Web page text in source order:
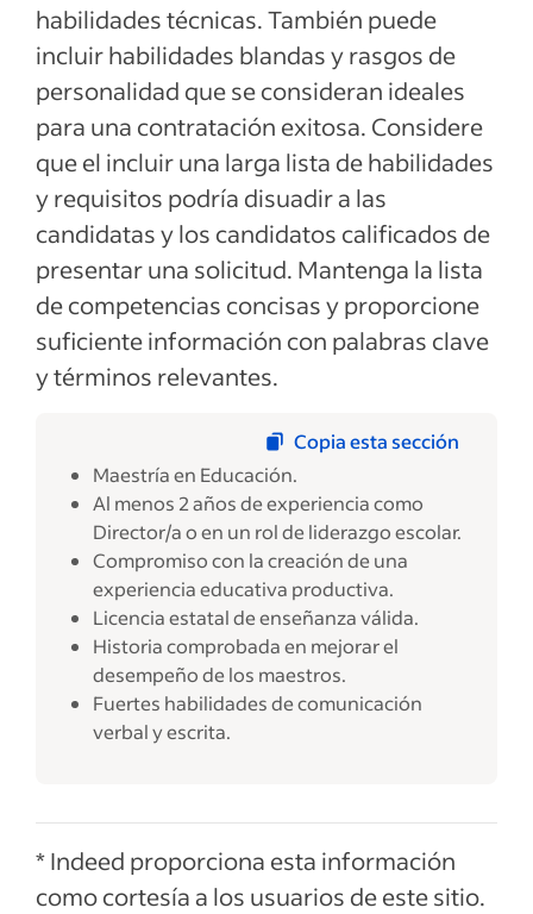
habilidades técnicas. También puede
incluir habilidades blandas y rasgos de
personalidad que se consideran ideales
para una contratación exitosa. Considere
que el incluir una larga lista de habilidades
y requisitos podría disuadir a las
candidatas y los candidatos calificados de
presentar una solicitud. Mantenga la lista
de competencias concisas y proporcione
suficiente información con palabras clave
y términos relevantes.
Copia esta sección
Maestría en Educación.
Al menos 2 años de experiencia como
Director/a o en un rol de liderazgo escolar.
Compromiso con la creación de una
experiencia educativa productiva.
Licencia estatal de enseñanza válida.
Historia comprobada en mejorar el
desempeño de los maestros.
Fuertes habilidades de comunicación
verbal y escrita.
* Indeed proporciona esta información
como cortesía a los usuarios de este sitio.